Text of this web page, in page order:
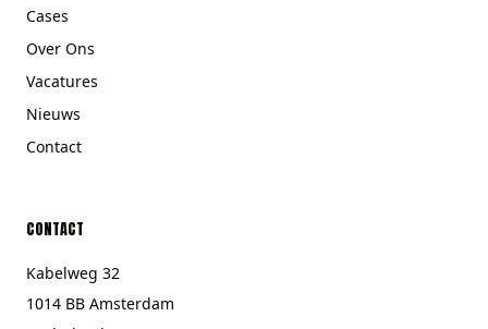
Cases
Over Ons
Vacatures
Nieuws
Contact
CONTACT
Kabelweg 32
1014 BB Amsterdam